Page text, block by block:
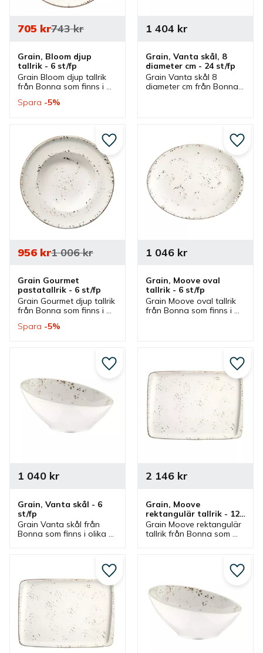
Grain, Bloom djup
tallrik - 6 st/fp
Grain Bloom djup tallrik
från Bonna som finns i
en serie där flera delar
705kr743kr
Spara 5%
Grain, Vanta skål, 8
diameter cm - 24 st/fp
Grain Vanta skål 8
diameter cm från Bonna
1 404 kr
Grain Gourmet
pastatallrik - 6 st/fp
Grain Gourmet djup tallrik
från Bonna som finns i
en serie där flera delar
956kr1 006kr
Spara 5%
Lägg till i favoriter
Grain, Moove oval
tallrik - 6 st/fp
Grain Moove oval tallrik
från Bonna som finns i
1 046kr
Lägg
Grain, Vanta skål - 6
st/fp
Grain Vanta skål från
Bonna som finns i olika
finns. Skålar som är bra
matskålar.
1 040kr
Lägg till i favoriter
Grain, Moove
rektangulär tallrik - 12
st/fp
Grain Moove rektangulär
tallrik från Bonna som
2 146kr
Lägg
Lägg till i favoriter Lägg